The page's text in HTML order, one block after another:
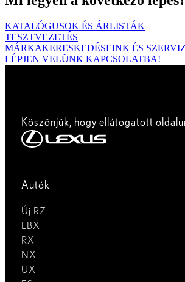
KATALÓGUSOK ÉS ÁRLISTÁK
TESZTVEZETÉS
MÁRKAKERESKEDÉSEINK ÉS
LÉPJEN VELÜNK KAPCSOLATBA!
Köszönjük, hogy ellátogatott
Autók
Új RZ
LBX
RX
NX
UX